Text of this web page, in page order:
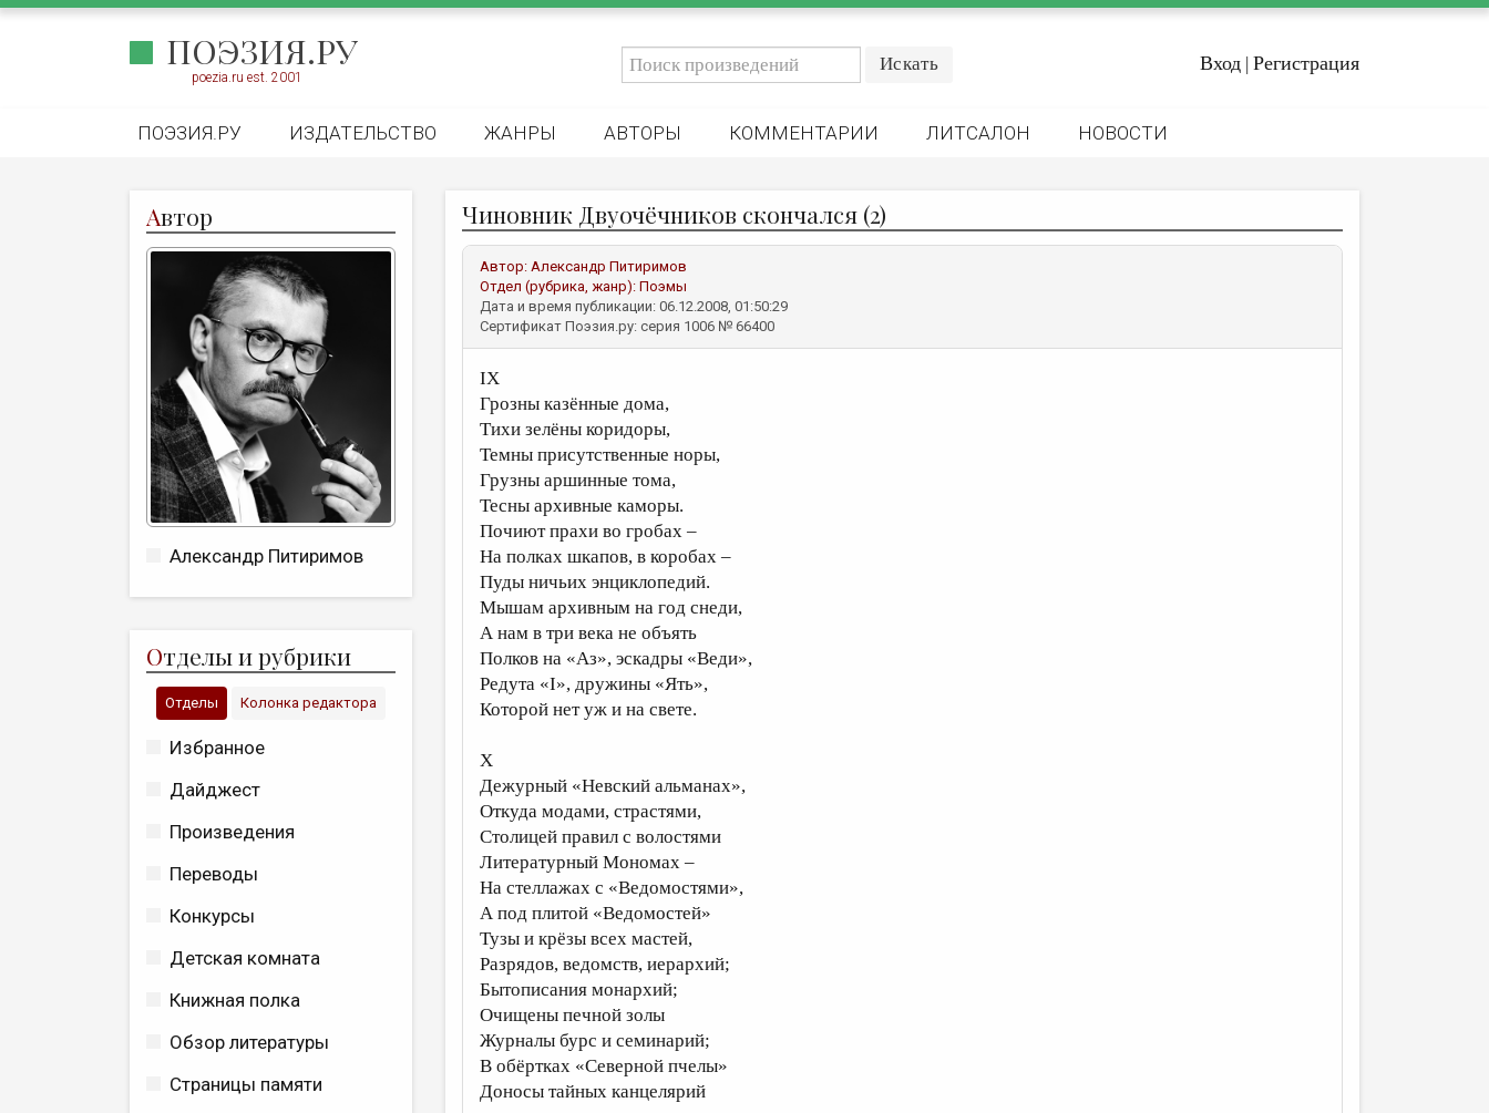
ПОЭЗИЯ.РУ
poezia.ru est. 2001
Вход | Регистрация
ПОЭЗИЯ.РУ ИЗДАТЕЛЬСТВО ЖАНРЫ АВТОРЫ КОММЕНТАРИИ ЛИТСАЛОН НОВОСТИ
Автор
Александр Питиримов
Отделы и рубрики
Отделы Колонка редактора
Избранное
Дайджест
Произведения
Переводы
Конкурсы
Детская комната
Книжная полка
Обзор литературы
Страницы памяти
Чиновник Двуочёчников скончался (2)
Автор: Александр Питиримов
Отдел (рубрика, жанр): Поэмы
Дата и время публикации: 06.12.2008, 01:50:29
Сертификат Поэзия.ру: серия 1006 № 66400
IX
Грозны казённые дома,
Тихи зелёны коридоры,
Темны присутственные норы,
Грузны аршинные тома,
Тесны архивные каморы.
Почиют прахи во гробах –
На полках шкапов, в коробах –
Пуды ничьих энциклопедий.
Мышам архивным на год снеди,
А нам в три века не объять
Полков на «Аз», эскадры «Веди»,
Редута «I», дружины «Ять»,
Которой нет уж и на свете.
X
Дежурный «Невский альманах»,
Откуда модами, страстями,
Столицей правил с волостями
Литературный Мономах –
На стеллажах с «Ведомостями»,
А под плитой «Ведомостей»
Тузы и крёзы всех мастей,
Разрядов, ведомств, иерархий;
Бытописания монархий;
Очищены печной золы
Журналы бурс и семинарий;
В обёртках «Северной пчелы»
Доносы тайных канцелярий